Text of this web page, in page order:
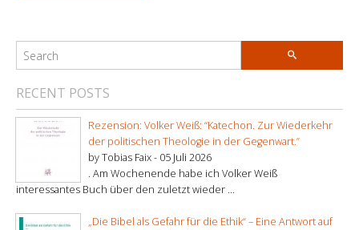
RECENT POSTS
Rezension: Volker Weiß: “Katechon. Zur Wiederkehr
der politischen Theologie in der Gegenwart.”
by Tobias Faix - 05 Juli 2026
. Am Wochenende habe ich Volker Weiß
interessantes Buch über den zuletzt wieder ...
„Die Bibel als Gefahr für die Ethik“ – Eine Antwort auf